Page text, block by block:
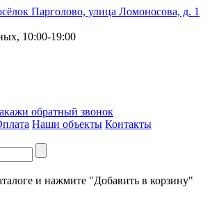
Парголово, улица Ломоносова, д. 1
10:00-19:00
обратный звонок
Наши объекты Контакты
и нажмите "Добавить в корзину"